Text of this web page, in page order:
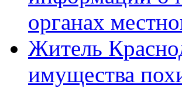
органах
Житель
имущества